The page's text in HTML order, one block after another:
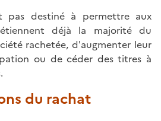
pas destiné à permettre aux
déjà la majorité du
rachetée, d'augmenter leur
ou de céder des titres à
du rachat